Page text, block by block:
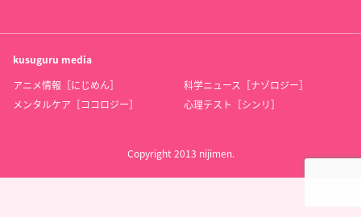
kusuguru media
アニメ情報［にじめん］
科学ニュース［ナゾロジー］
メンタルケア［ココロジー］
心理テスト［シンリ］
Copyright 2013 nijimen.